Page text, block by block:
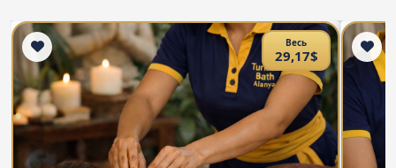
Весь
29,17$